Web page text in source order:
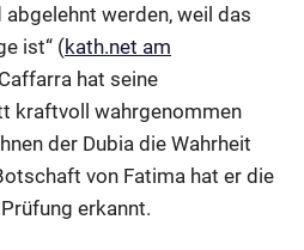
werden, weil das
ist“ (kath.net am
hat seine
kraftvoll wahrgenommen
der Dubia die Wahrheit
von Fatima hat er die
erkannt.